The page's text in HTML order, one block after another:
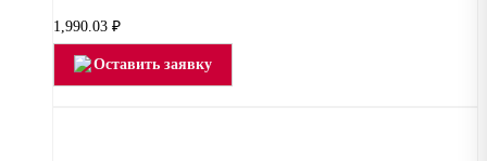
1,990.03 ₽
Оставить заявку